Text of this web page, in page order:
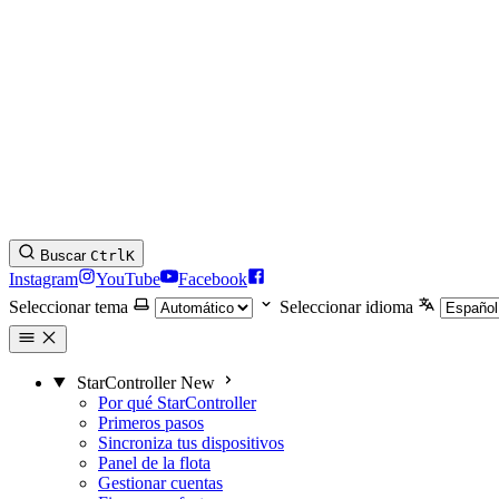
Buscar CtrlK
Instagram YouTube
Facebook
Seleccionar tema
Seleccionar idioma
StarController New
Por qué StarController
Primeros pasos
Sincroniza tus dispositivos
Panel de la flota
Gestionar cuentas